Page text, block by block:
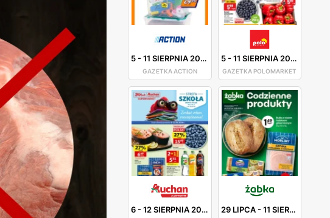
5-11 SIERPNIA 2026
GAZETKA ACTION
5-11 SIERPNIA 2026
GAZETKA POLOMARKET
6-12 SIERPNIA 2026 29 LIPCA-11 SIERPNIA 2026